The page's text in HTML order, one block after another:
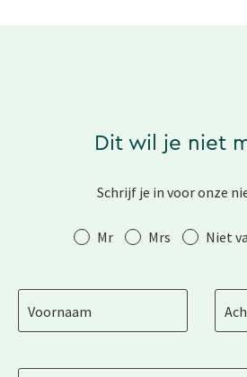
Dit wil je niet
Schrijf je in voor onze
Aanhef Mr Mrs Niet
Voornaam